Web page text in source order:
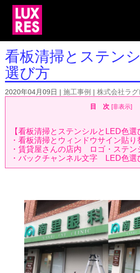
看板清掃とステン
選び方
2020年04月09日 施工事例 株式会社ラグ
目 次 [非表示]
【看板清掃とステンシルとLED色
・看板清掃とウィンドウサイン貼り
・賃貸屋さんの店内 ロゴ・ステン
・バックチャンネル文字 LED色選